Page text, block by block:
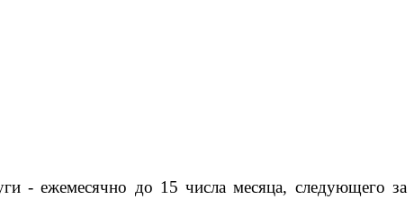
- ежемесячно до 15 числа месяца, следующего за